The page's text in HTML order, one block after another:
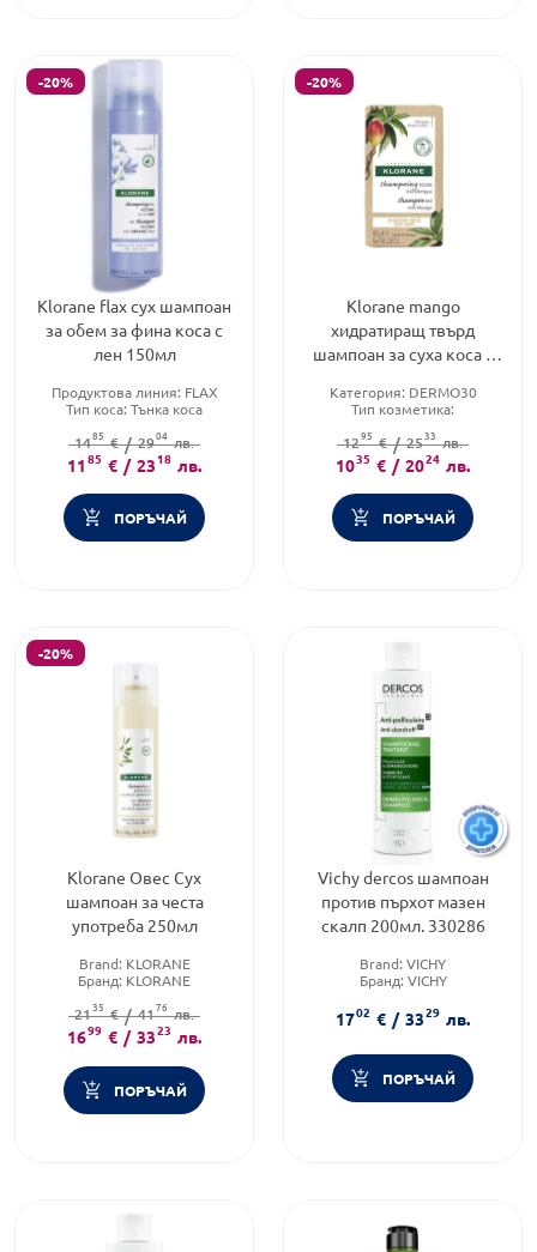
-20%
Klorane flax сух шампоан
за обем за фина коса с
лен 150мл
Продуктова линия: FLAX
Тип коса: Тънка коса
1485 € / 2904лв.
1185 € / 2318 лв.
ПОРЪЧАЙ
-20%
Klorane mango
хидратиращ твърд
шампоан за суха коса с
Категория: DERMO30
Тип козметика:
Форма на продукта:шампоан
1295 € / 2533 лв.
1035 € / 2024 лв.
ПОРЪЧАЙ
-20%
Klorane Овес Сух
шампоан за честа
употреба 250мл
Brand: KLORANE
Бранд: KLORANE
2135 € / 4176 лв.
1699 € / 3323 лв.
ПОРЪЧАЙ
Vichy dercos шампоан
против пърхот мазен
скалп 200мл. 330286
Brand: VICHY
Бранд: VICHY
1702 € / 3329 лв.
ПОРЪЧАЙ